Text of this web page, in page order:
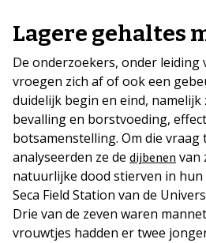
Lagere gehaltes
De onderzoekers, onder leiding
vroegen zich af of ook een
duidelijk begin en eind, namelijk
bevalling en borstvoeding,
botsamenstelling. Om die
analyseerden ze de dijbenen van
natuurlijke dood stierven in
Seca Field Station van de
Drie van de zeven waren
vrouwtjes hadden er twee